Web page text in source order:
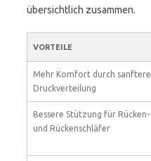
übersichtlich zusammen.
VORTEILE
Mehr Komfort durch sanftere
Druckverteilung
Bessere Stützung für Rücken-
und Rückenschläfer